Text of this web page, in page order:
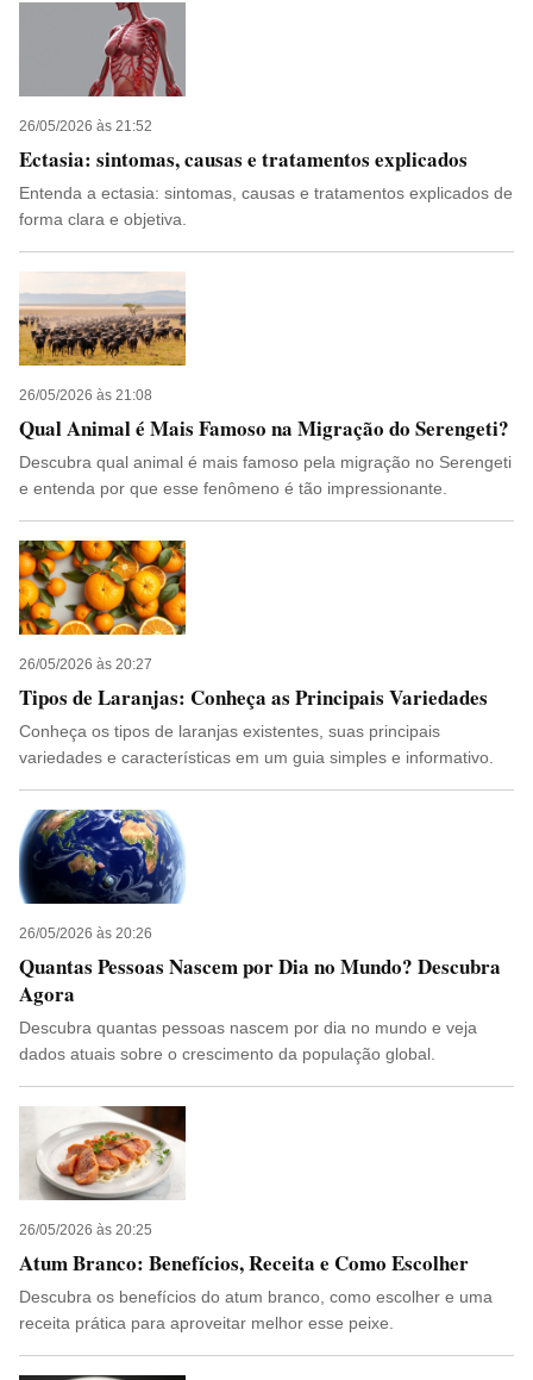
26/05/2026 às 21:52
Ectasia: sintomas, causas e tratamentos explicados
Entenda a ectasia: sintomas, causas e tratamentos explicados de
forma clara e objetiva.
26/05/2026 às 21:08
Qual Animal é Mais Famoso na Migração do Serengeti?
Descubra qual animal é mais famoso pela migração no Serengeti
e entenda por que esse fenômeno é tão impressionante.
26/05/2026 às 20:27
Tipos de Laranjas: Conheça as Principais Variedades
Conheça os tipos de laranjas existentes, suas principais
variedades e características em um guia simples e informativo.
26/05/2026 às 20:26
Quantas Pessoas Nascem por Dia no Mundo? Descubra
Agora
Descubra quantas pessoas nascem por dia no mundo e veja
dados atuais sobre o crescimento da população global.
26/05/2026 às 20:25
Atum Branco: Benefícios, Receita e Como Escolher
Descubra os benefícios do atum branco, como escolher e uma
receita prática para aproveitar melhor esse peixe.